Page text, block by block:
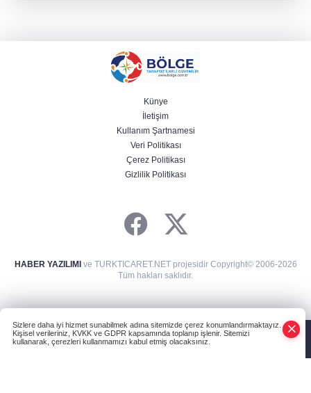
Künye
İletişim
Kullanım Şartnamesi
Veri Politikası
Çerez Politikası
Gizlilik Politikası
HABER YAZILIMIve TURKTICARET.NET projesidir Copyright© 2006-2026
Tüm hakları saklıdır.
Sizlere daha iyi hizmet sunabilmek adına sitemizde çerez konumlandırmaktayız.
Kişisel verileriniz, KVKK ve GDPR kapsamında toplanıp işlenir. Sitemizi
kullanarak, çerezleri kullanmamızı kabul etmiş olacaksınız.